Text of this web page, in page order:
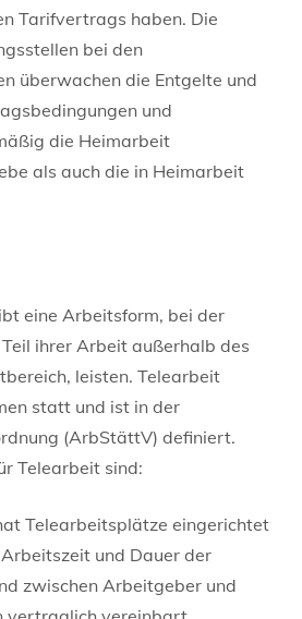
Tarifvertrags haben. Die
bei den
überwachen die Entgelte und
und
die Heimarbeit
als auch die in Heimarbeit
eine Arbeitsform, bei der
ihrer Arbeit außerhalb des
leisten. Telearbeit
statt und ist in der
(ArbStättV) definiert.
Telearbeit sind:
Telearbeitsplätze eingerichtet
und Dauer der
zwischen Arbeitgeber und